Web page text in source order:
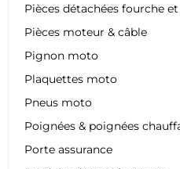
Pièces détachées fourche
Pièces moteur & câble
Pignon moto
Plaquettes moto
Pneus moto
Poignées & poignées
Porte assurance